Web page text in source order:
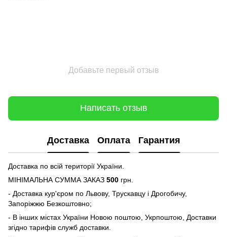
Добавьте первый отзыв
Написать отзыв
Доставка Оплата Гарантия
Доставка по всій території України.
МІНІМАЛЬНА СУММА ЗАКАЗ 500 грн.
- Доставка кур'єром по Львову, Трускавцу і Дрогобичу,
Запоріжжю Безкоштовно;
- В інших містах України Новою поштою, Укрпоштою, Доставки
згідно тарифів служб доставки.